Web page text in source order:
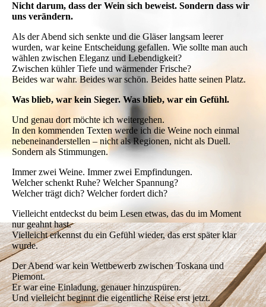
Nicht darum, dass der Wein sich beweist. Sondern dass wir
uns verändern.
Als der Abend sich senkte und die Gläser langsam leerer
wurden, war keine Entscheidung gefallen. Wie sollte man auch
wählen zwischen Eleganz und Lebendigkeit?
Zwischen kühler Tiefe und wärmender Frische?
Beides war wahr.Beides war schön. Beides hatte seinen Platz.
Was blieb, war kein Sieger. Was blieb, war ein Gefühl.
Und genau dort möchte ich weitergehen.
In den kommenden Texten werde ich die Weine noch einmal
nebeneinanderstellen – nicht als Regionen, nicht als Duell.
Sondern als Stimmungen.
Immer zwei Weine. Immer zwei Empfindungen.
Welcher schenkt Ruhe? Welcher Spannung?
Welcher trägt dich? Welcher fordert dich?
Vielleicht entdeckst du beim Lesen etwas, das du im Moment
nur geahnt hast.
Vielleicht erkennst du ein Gefühl wieder, das erst später klar
wurde.
Der Abend war kein Wettbewerb zwischen Toskana und
Piemont.
Er war eine Einladung, genauer hinzuspüren.
Und vielleicht beginnt die eigentliche Reise erst jetzt.